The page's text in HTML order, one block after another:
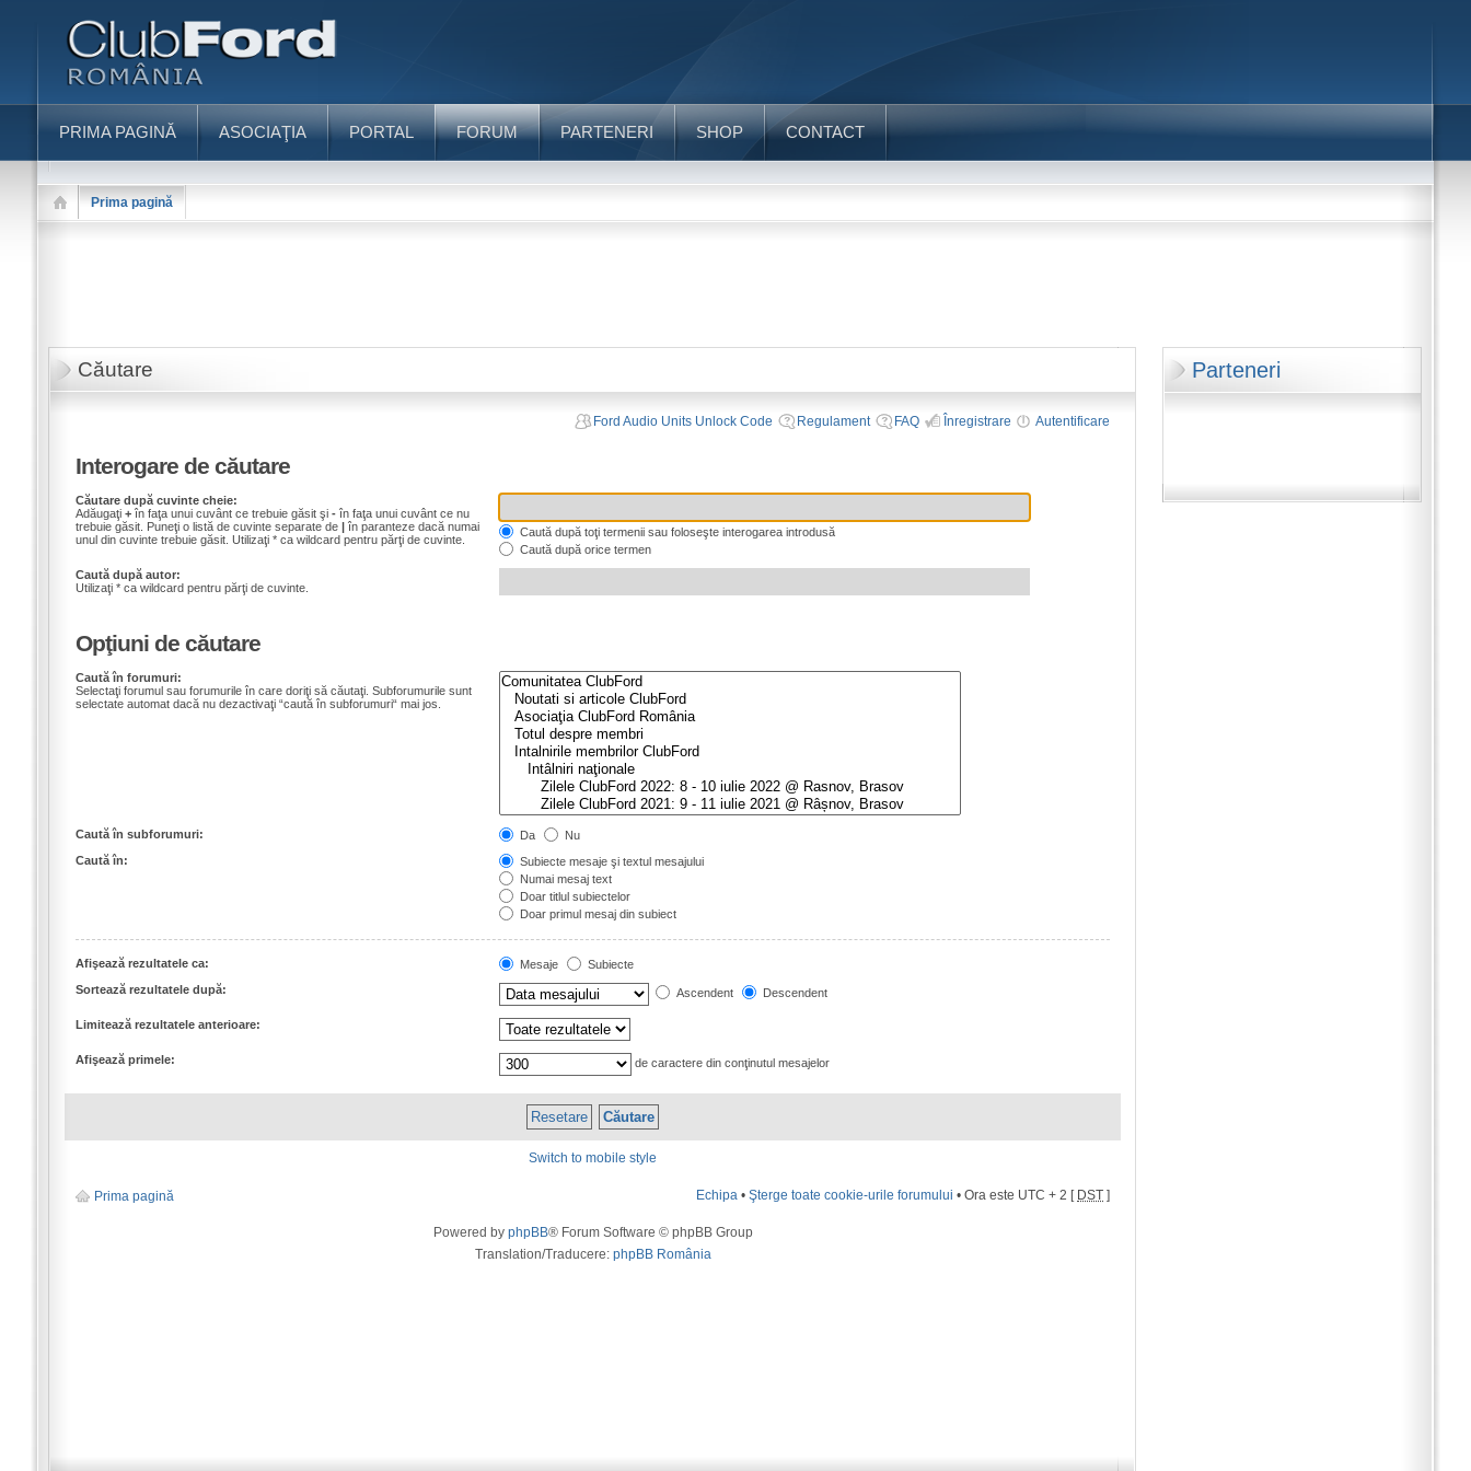
PRIMA PAGINĂ ASOCIAŢIA PORTAL FORUM PARTENERI SHOP CONTACT
Prima pagină
Parteneri
Căutare
Ford Audio Units Unlock Code Regulament FAQ Înregistrare Autentificare
Interogare de căutare
Căutare după cuvinte cheie:
Adăugaţi +în faţa unui cuvânt ce trebuie găsit şi -în faţa unui cuvânt ce nu
trebuie găsit. Puneţi o listă de cuvinte separate de |în paranteze dacă numai
unul din cuvinte trebuie găsit. Utilizaţi * ca wildcard pentru părţi de cuvinte.
Caută după toţi termenii sau foloseşte interogarea introdusă
Caută după orice termen
Caută după autor:
Utilizaţi * ca wildcard pentru părţi de cuvinte.
Opţiuni de căutare
Caută în forumuri:
Selectaţi forumul sau forumurile în care doriţi să căutaţi. Subforumurile sunt
selectate automat dacă nu dezactivaţi “caută în subforumuri“ mai jos.
Caută în subforumuri: Da
Nu
Caută în:
Subiecte mesaje şi textul mesajului
Numai mesaj text
Doar titlul subiectelor
Doar primul mesaj din subiect
Afişează rezultatele ca: Mesaje
Subiecte
Sortează rezultatele după:
Ascendent Descendent
Limitează rezultatele anterioare:
Afişează primele: de caractere din conţinutul mesajelor
Switch to mobile style
Prima pagină Echipa •Şterge toate cookie-urile forumului • Ora este UTC + 2 [ DST ]
Powered by phpBB® Forum Software © phpBB Group
Translation/Traducere: phpBB România